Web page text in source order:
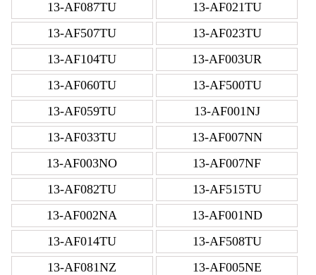
13-AF087TU
13-AF021TU
13-AF507TU
13-AF023TU
13-AF104TU
13-AF003UR
13-AF060TU
13-AF500TU
13-AF059TU
13-AF001NJ
13-AF033TU
13-AF007NN
13-AF003NO
13-AF007NF
13-AF082TU
13-AF515TU
13-AF002NA
13-AF001ND
13-AF014TU
13-AF508TU
13-AF081NZ
13-AF005NE